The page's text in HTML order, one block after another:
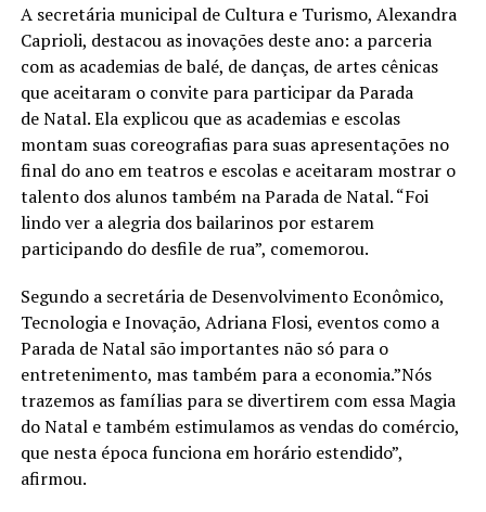
A secretária municipal de Cultura e Turismo, Alexandra
Caprioli, destacou as inovações deste ano: a parceria
com as academias de balé, de danças, de artes cênicas
que aceitaram o convite para participar da Parada
de Natal. Ela explicou que as academias e escolas
montam suas coreografias para suas apresentações no
final do ano em teatros e escolas e aceitaram mostrar o
talento dos alunos também na Parada de Natal. “Foi
lindo ver a alegria dos bailarinos por estarem
participando do desfile de rua”, comemorou.
Segundo a secretária de Desenvolvimento Econômico,
Tecnologia e Inovação, Adriana Flosi, eventos como a
Parada de Natal são importantes não só para o
entretenimento, mas também para a economia.”Nós
trazemos as famílias para se divertirem com essa Magia
do Natal e também estimulamos as vendas do comércio,
que nesta época funciona em horário estendido”,
afirmou.